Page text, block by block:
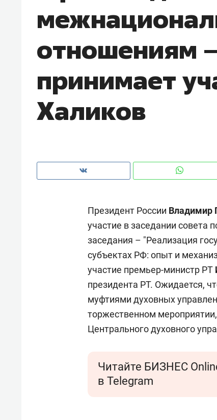
отношениям
принимает
Халиков
Президент России Владимир
участие в заседании
заседания – "Реализация
субъектах РФ: опыт и
участие премьер-министр РТ
президента РТ. Ожидается,
муфтиями духовных
торжественном
Центрального духовного
Читайте БИЗНЕС
в Telegram
чем интересен Оман?
создают оазис жилого
комфорта под Казанью
ID